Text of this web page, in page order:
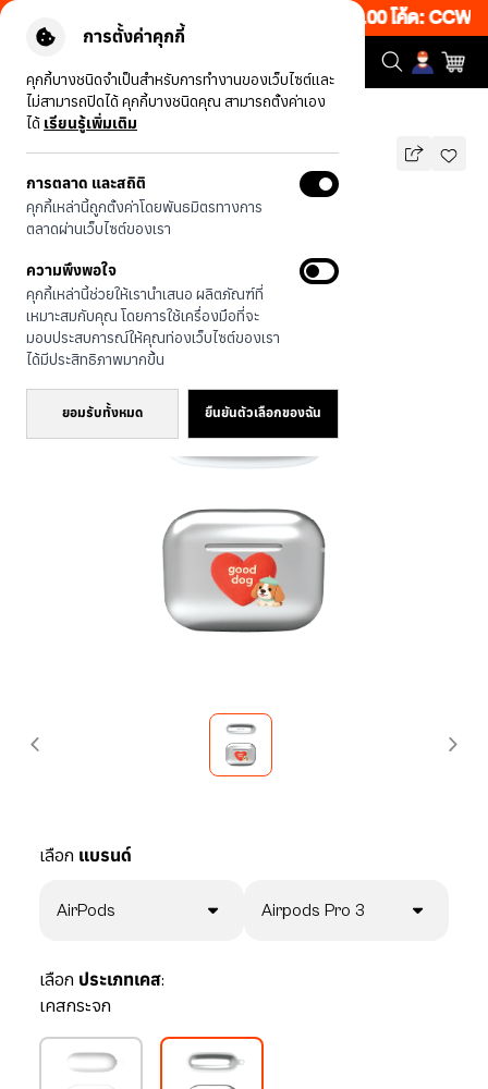
การตั้งค่าคุกกี้
คุกกี้บางชนิดจำเป็นสำหรับการทำงานของเว็บไซต์และ
ไม่สามารถปิดได้ คุกกี้บางชนิดคุณ สามารถตั้งค่าเอง
ได้ เรียนรู้เพิ่มเติม
การตลาด และสถิติ
คุกกี้เหล่านี้ถูกตั้งค่าโดยพันธมิตรทางการ
ตลาดผ่านเว็บไซต์ของเรา
ความพึงพอใจ
คุกกี้เหล่านี้ช่วยให้เรานำเสนอ ผลิตภัณฑ์ที่
เหมาะสมกับคุณ โดยการใช้เครื่องมือที่จะ
มอบประสบการณ์ให้คุณท่องเว็บไซต์ของเรา
ได้มีประสิทธิภาพมากขึ้น
ยอมรับทั้งหมด ยืนยันตัวเลือกของฉัน
งเว็บ 50% เพียงช้อป 1 ชิ้น เริ่มคืนนี้ 20.00-23.00 โค้ด: CCWK2
รุ่นทั้งหมด JTC Heartful บีเกิ้ล
JTC Heartful บีเกิ้ล
690 บาท
ประหยัดไป 200
🔥 ลด 200.- ขั้นต่ำ 1,000.- โค้ด:
EOSS200
เลือก แบรนด์
AirPods Airpods Pro 3
เลือก ประเภทเคส:
เคสกระจก